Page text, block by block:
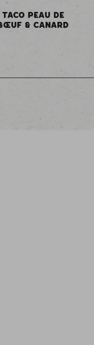
TACO PEAU DE
& CANARD